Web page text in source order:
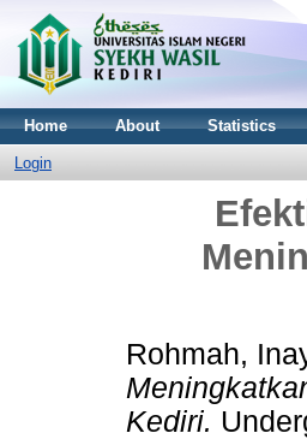
Home About Statistics
Login
Rohmah,
Kediri.